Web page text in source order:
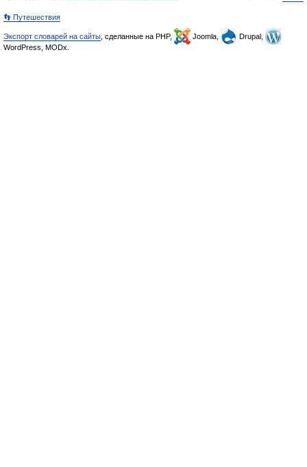
👣 Путешествия
Экспорт словарей на сайты , сделанные на PHP, Joomla,
Drupal,
WordPress, MODx.